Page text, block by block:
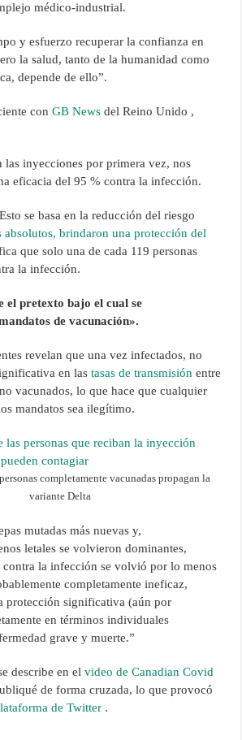
médico-industrial.
y esfuerzo recuperar la confianza en
la salud, tanto de la humanidad como
depende de ello”.
conGB News del Reino Unido ,
las inyecciones por primera vez, nos
eficacia del 95 % contra la infección.
se basa en la reducción del riesgo
absolutos, brindaron una protección del
que solo una de cada 119 personas
la infección.
el pretexto bajo el cual se
de vacunación».
revelan que una vez infectados, no
en lastasas de transmisión entre
vacunados, lo que hace que cualquier
mandatos sea ilegítimo.
las personas que reciban la inyección
contagiar
completamente vacunadas propagan la
variante Delta
mutadas más nuevas y,
letales se volvieron dominantes,
la infección se volvió por lo menos
completamente ineficaz,
protección significativa (aún por
en términos individuales
grave y muerte.”
describe en elvideo de Canadian Covid
de forma cruzada, lo que provocó
de Twitter .